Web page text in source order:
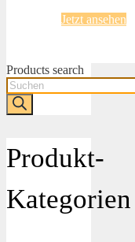
Jetzt ansehen
Products search
Produkt-
Kategorien